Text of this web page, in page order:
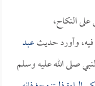
النكاح،
وأورد حديثعبد
صلى الله عليه وسلم